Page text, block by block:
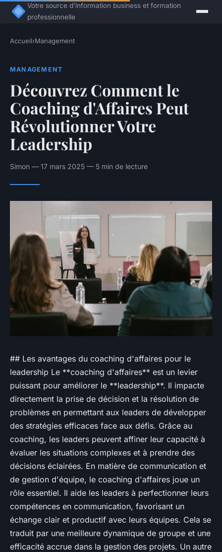
Votre source d'information business et formation
professionnelle
Accueil›Management
MANAGEMENT
Découvrez Comment le
Coaching d'Affaires Peut
Révolutionner Votre
Leadership
Simon — 17 mars 2025 — 5 min de lecture
## Les avantages du coaching d'affaires pour le
leadership Le **coaching d'affaires** est un levier
puissant pour améliorer le **leadership**. Il impacte
directement la prise de décision et la résolution de
problèmes en permettant aux leaders de développer
des stratégies efficaces face aux défis. Grâce au
coaching, les leaders peuvent affiner leur capacité à
évaluer les situations complexes et à prendre des
décisions éclairées. En matière de communication et
de gestion d'équipe, le coaching d'affaires joue un
rôle essentiel. Il aide les leaders à perfectionner leurs
compétences en communication, favorisant un
échange clair et productif avec leurs équipes. Cela se
traduit par une meilleure dynamique de groupe et une
efficacité accrue dans la gestion des projets. Un autre